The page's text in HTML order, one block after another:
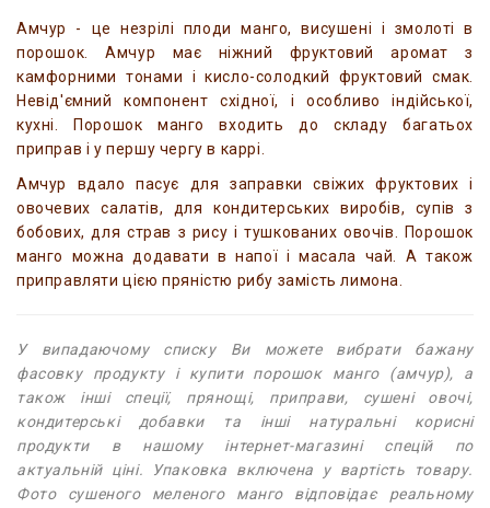
Амчур - це незрілі плоди манго, висушені і змолоті в
порошок. Амчур має ніжний фруктовий аромат з
камфорними тонами і кисло-солодкий фруктовий смак.
Невід'ємний компонент східної, і особливо індійської,
кухні. Порошок манго входить до складу багатьох
приправ і у першу чергу в каррі.
Амчур вдало пасує для заправки свіжих фруктових і
овочевих салатів, для кондитерських виробів, супів з
бобових, для страв з рису і тушкованих овочів. Порошок
манго можна додавати в напої і масала чай. А також
приправляти цією пряністю рибу замість лимона.
У випадаючому списку Ви можете вибрати бажану
фасовку продукту і купити порошок манго (амчур), а
також інші спеції, прянощі, приправи, сушені овочі,
кондитерські добавки та інші натуральні корисні
продукти в нашому інтернет-магазині спецій по
актуальній ціні. Упаковка включена у вартість товару.
Фото сушеного меленого манго відповідає реальному